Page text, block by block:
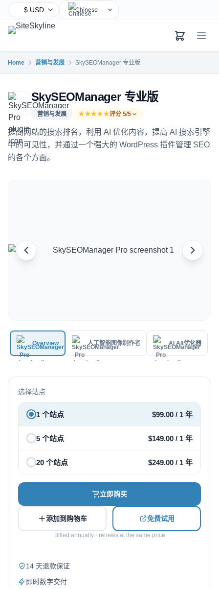
Chinese
Bengali
Portuguese
Russian
Urdu
Vietnamese
Home 营销与发展 SkySEOManager 专业版
SkySEOManager 专业版
营销与发展 ★★★★★评分 5/5
提高网站的搜索排名，利用 AI 优化内容，提高 AI 搜索引擎
中的可见性，并通过一个强大的 WordPress 插件管理 SEO
的各个方面。
Overview 人工智能图像制作者 AI Alt优化器
选择站点
1 个站点 $99.00 / 1 年
5 个站点 $149.00 / 1 年
20 个站点 $249.00 / 1 年
立即购买
添加到购物车 免费试用
Billed annually · renews at the same price
14 天退款保证
即时数字交付